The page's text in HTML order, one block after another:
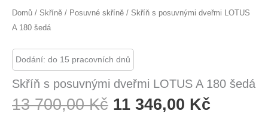
Domů / Skříně / Posuvné skříně / Skříň s posuvnými dveřmi LOTUS
A 180 šedá
Dodání: do 15 pracovních dnů
Skříň s posuvnými dveřmi LOTUS A 180 šedá
13 700,00Kč Původní
11 346,00 Kč